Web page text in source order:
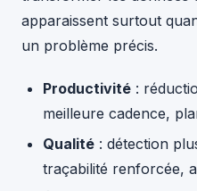
apparaissent surtout
un problème précis.
Productivité :
meilleure cadence,
Qualité : détection
traçabilité renforcée,